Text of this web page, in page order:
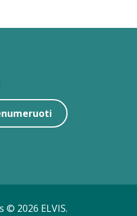
© 2026 ELVIS.